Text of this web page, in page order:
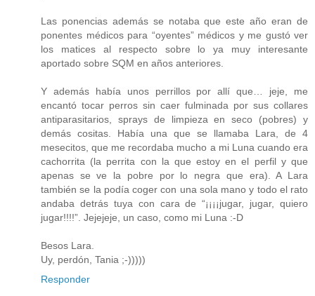
Las ponencias además se notaba que este año eran de
ponentes médicos para “oyentes” médicos y me gustó ver
los matices al respecto sobre lo ya muy interesante
aportado sobre SQM en años anteriores.
Y además había unos perrillos por allí que… jeje, me
encantó tocar perros sin caer fulminada por sus collares
antiparasitarios, sprays de limpieza en seco (pobres) y
demás cositas. Había una que se llamaba Lara, de 4
mesecitos, que me recordaba mucho a mi Luna cuando era
cachorrita (la perrita con la que estoy en el perfil y que
apenas se ve la pobre por lo negra que era). A Lara
también se la podía coger con una sola mano y todo el rato
andaba detrás tuya con cara de “¡¡¡¡jugar, jugar, quiero
jugar!!!!”. Jejejeje, un caso, como mi Luna :-D
Besos Lara.
Uy, perdón, Tania ;-)))))
Responder